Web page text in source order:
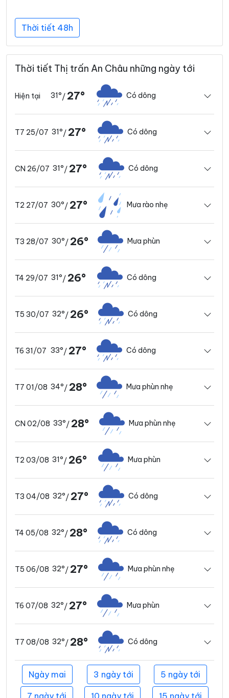
Thời tiết 48h
Thời tiết Thị trấn An Châu những ngày tới
Hiện tại 31°/ 27° Có dông
T7 25/07 31°/ 27° Có dông
CN 26/07 31°/ 27° Có dông
T2 27/07 30°/ 27° Mưa rào nhẹ
T3 28/07 30°/ 26° Mưa phùn
T4 29/07 31°/ 26° Có dông
T5 30/07 32°/ 26° Có dông
T6 31/07 33°/ 27° Có dông
T7 01/08 34°/ 28° Mưa phùn nhẹ
CN 02/08 33°/ 28° Mưa phùn nhẹ
T2 03/08 31°/ 26° Mưa phùn
T3 04/08 32°/ 27° Có dông
T4 05/08 32°/ 28° Có dông
T5 06/08 32°/ 27° Mưa phùn nhẹ
T6 07/08 32°/ 27° Mưa phùn
T7 08/08 32°/ 28° Có dông
Ngày mai 3 ngày tới 5 ngày tới
7 ngày tới 10 ngày tới 15 ngày tới